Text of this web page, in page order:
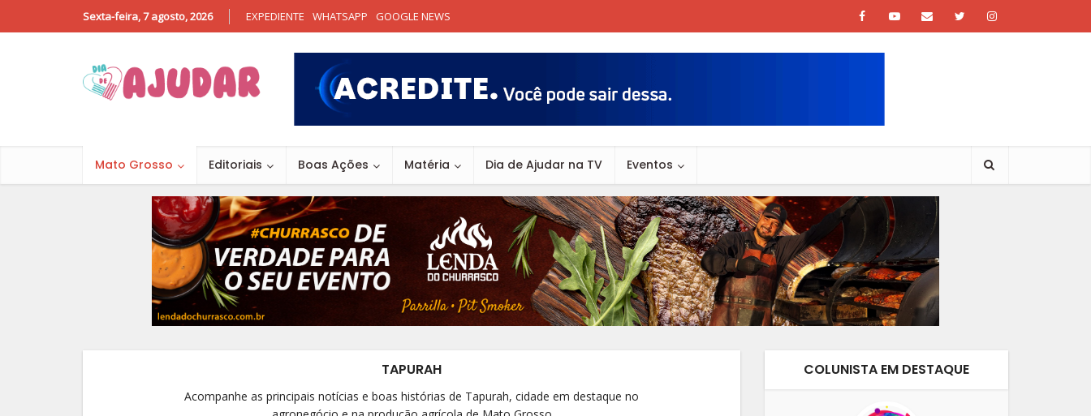
Sexta-feira, 7 agosto, 2026 EXPEDIENTE WHATSAPP GOOGLE NEWS
Mato Grosso Editoriais Boas Ações Matéria Dia de Ajudar na TV Eventos
TAPURAH
Acompanhe as principais notícias e boas histórias de Tapurah, cidade em destaque no
COLUNISTA EM DESTAQUE